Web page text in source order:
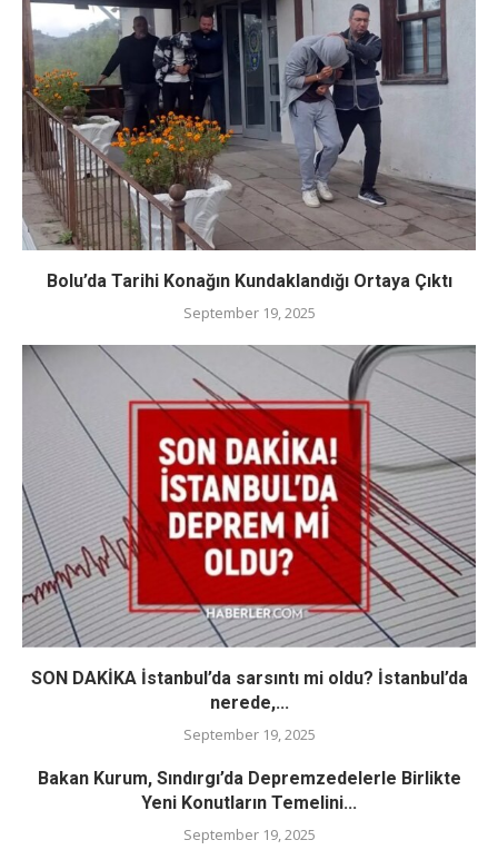
Bolu’da Tarihi Konağın Kundaklandığı Ortaya Çıktı
September 19, 2025
SON DAKİKA İstanbul’da sarsıntı mi oldu? İstanbul’da
nerede,...
September 19, 2025
Bakan Kurum, Sındırgı’da Depremzedelerle Birlikte
Yeni Konutların Temelini...
September 19, 2025